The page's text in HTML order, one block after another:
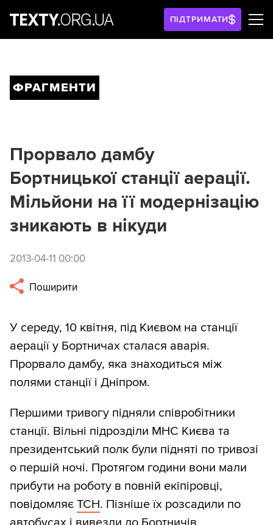
ПІДТРИМАТИ
ФРАГМЕНТИ
Прорвало дамбу
Бортницької станції аерації.
Мільйони на її модернізацію
зникають в нікуди
2013-04-11 00:00
Поширити
У середу, 10 квітня, під Києвом на станції
аерації у Бортничах сталася аварія.
Прорвало дамбу, яка знаходиться між
полями станції і Дніпром.
Першими тривогу підняли співробітники
станції. Вільні підрозділи МНС Києва та
президентський полк були підняті по тривозі
о першій ночі. Протягом години вони мали
прибути на роботу в повній екіпіровці,
повідомляє ТСН. Пізніше їх розсадили по